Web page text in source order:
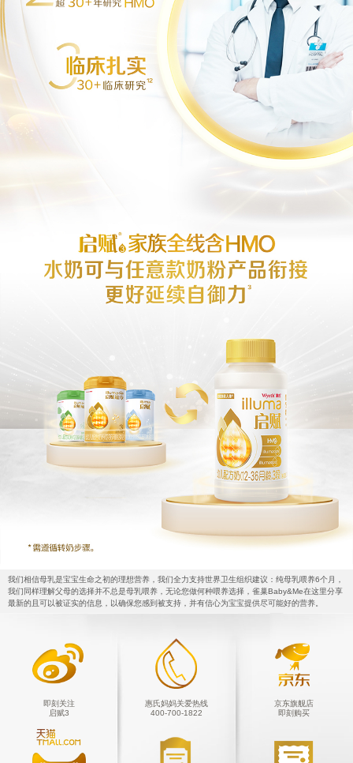
我们相信母乳是宝宝生命之初的理想营养，我们全力支持世界卫生组织建议：纯母乳喂养6个月，
我们同样理解父母的选择并不总是母乳喂养，无论您做何种喂养选择，雀巢Baby&Me在这里分享
最新的且可以被证实的信息，以确保您感到被支持，并有信心为宝宝提供尽可能好的营养。
即刻关注
启赋3
惠氏妈妈关爱热线
400-700-1822
京东旗舰店
即刻购买